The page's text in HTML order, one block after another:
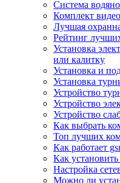
Система
Комплект
Лучшая
Рейтинг
Установка
или калитку
Установка и
Установка
Устройство
Устройство
Устройство
Как выбрать
Топ лучших
Как работает
Как
Настройка
Можно ли